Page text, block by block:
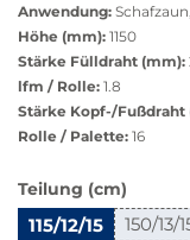
Anwendung:
Höhe (mm): 1150
Stärke Fülldraht (mm):
lfm / Rolle: 1.8
Stärke Kopf-/Fußdraht
Rolle / Palette: 16
Das
Produkt
ist
Teilung (cm)
115/12/15 150/13/